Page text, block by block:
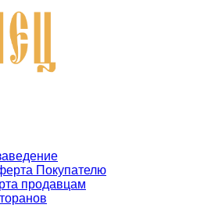
Покупателю
продавцам